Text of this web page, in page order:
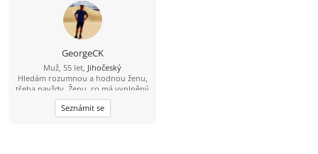
GeorgeCK
Muž, 55 let, Jihočeský
Hledám rozumnou a hodnou ženu,
třeba navždy. Ženu, co má vyplněný
celý profil. I negativní odpověď je
lepší než fucking mlčení.
Seznámit se